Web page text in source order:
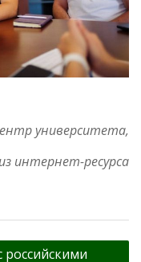
университета,
интернет-ресурса